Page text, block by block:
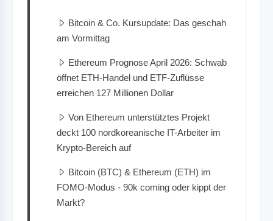
Bitcoin & Co. Kursupdate: Das geschah
am Vormittag
Ethereum Prognose April 2026: Schwab
öffnet ETH-Handel und ETF-Zuflüsse
erreichen 127 Millionen Dollar
Von Ethereum unterstütztes Projekt
deckt 100 nordkoreanische IT-Arbeiter im
Krypto-Bereich auf
Bitcoin (BTC) & Ethereum (ETH) im
FOMO-Modus - 90k coming oder kippt der
Markt?